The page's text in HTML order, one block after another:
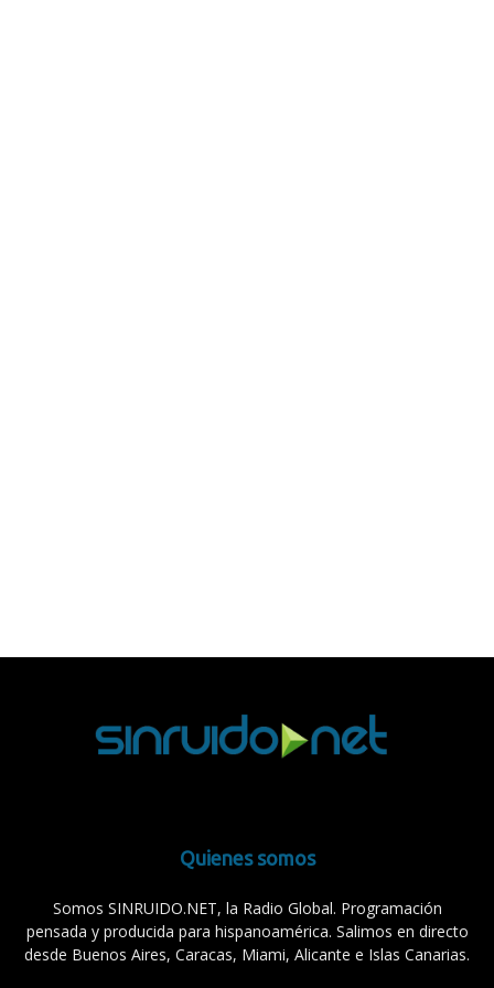
Quienes somos
Somos SINRUIDO.NET, la Radio Global. Programación
pensada y producida para hispanoamérica. Salimos en directo
desde Buenos Aires, Caracas, Miami, Alicante e Islas Canarias.